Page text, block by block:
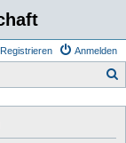
Anmelden
Registrieren